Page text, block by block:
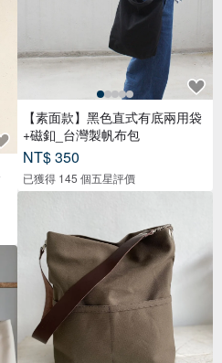
【素面款】黑色直式有底兩用袋
+磁釦_台灣製帆布包
NT$ 350
已獲得 145 個五星評價